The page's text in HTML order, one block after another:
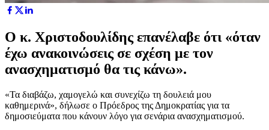
Ο κ. Χριστοδουλίδης επανέλαβε ότι «όταν
έχω ανακοινώσεις σε σχέση με τον
ανασχηματισμό θα τις κάνω».
«Τα διαβάζω, χαμογελώ και συνεχίζω τη δουλειά μου
καθημερινά», δήλωσε ο Πρόεδρος της Δημοκρατίας για τα
δημοσιεύματα που κάνουν λόγο για σενάρια ανασχηματισμού.